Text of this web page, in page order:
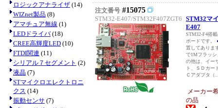
ロジックアナライザ (14)
WIZnet製品 (8)
アマチュア無線 (1)
LEDドライバ(18)
CREE高輝度LED (10)
FTDI関連 (11)
シリアル７セグメント (2)
液晶 (7)
STマイクロエレクトロニ
クス (14)
振動センサ (7)
注文番号 #15075
STM32-E407/STM32F407ZGT6 STM32マ
E407
STM32-F4搭
ボードです。
置してありま
で1Mフラッ
の他は、イー
ト、ＳＤカー
Ｃアダプタ（
メーカー
の品